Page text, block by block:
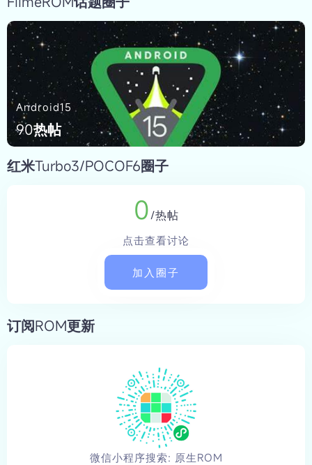
Android15
90热帖
红米Turbo3/POCOF6圈子
0/热帖
点击查看讨论
加入圈子
订阅ROM更新
微信小程序搜索: 原生ROM